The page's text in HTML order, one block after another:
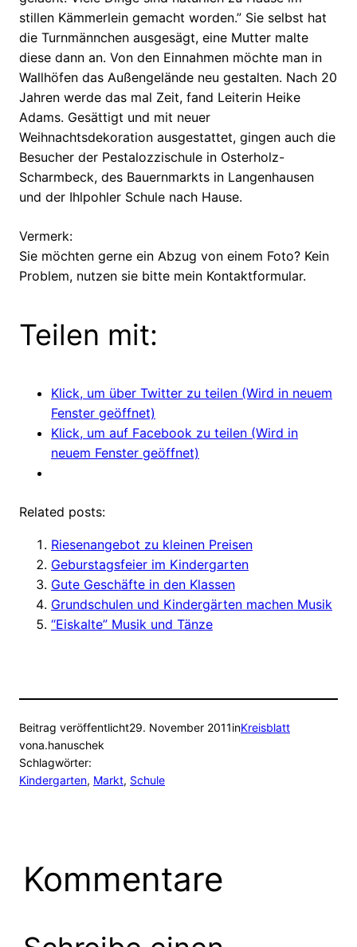
stillen Kämmerlein gemacht worden.” Sie selbst hat
die Turnmännchen ausgesägt, eine Mutter malte
diese dann an. Von den Einnahmen möchte man in
Wallhöfen das Außengelände neu gestalten. Nach 20
Jahren werde das mal Zeit, fand Leiterin Heike
Adams. Gesättigt und mit neuer
Weihnachtsdekoration ausgestattet, gingen auch die
Besucher der Pestalozzischule in Osterholz-
Scharmbeck, des Bauernmarkts in Langenhausen
und der Ihlpohler Schule nach Hause.
Vermerk:
Sie möchten gerne ein Abzug von einem Foto? Kein
Problem, nutzen sie bitte mein Kontaktformular.
Teilen mit:
Klick, um über Twitter zu teilen (Wird in neuem
Fenster geöffnet)
Klick, um auf Facebook zu teilen (Wird in
neuem Fenster geöffnet)
Related posts:
Riesenangebot zu kleinen Preisen
Geburstagsfeier im Kindergarten
Gute Geschäfte in den Klassen
Grundschulen und Kindergärten machen Musik
“Eiskalte” Musik und Tänze
Beitrag veröffentlicht29. November 2011inKreisblatt
vona.hanuschek
Schlagwörter:
Kindergarten, Markt, Schule
Kommentare